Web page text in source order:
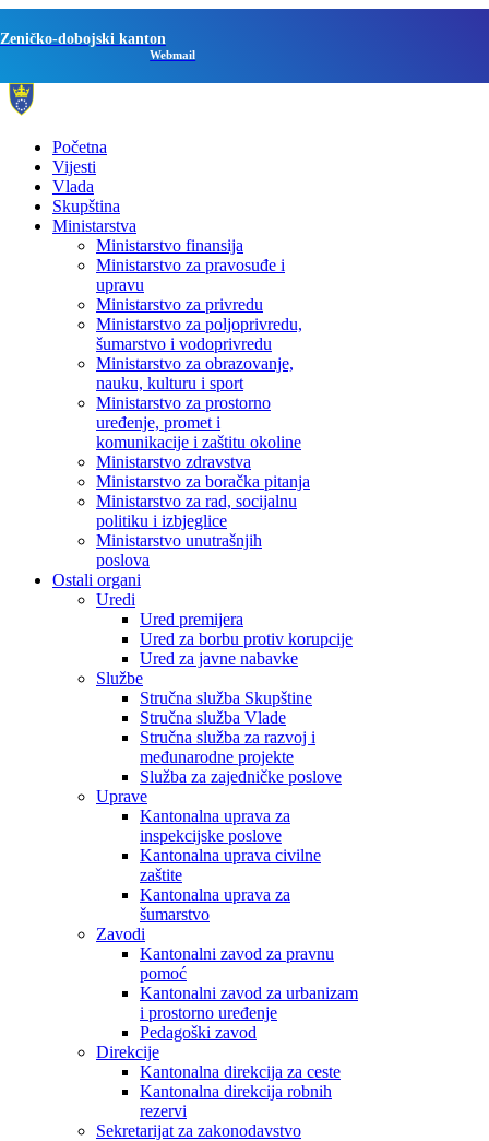
Zeničko-dobojski kanton
Webmail
Početna
Vijesti
Vlada
Skupština
Ministarstva
Ministarstvo finansija
Ministarstvo za pravosuđe i
upravu
Ministarstvo za privredu
Ministarstvo za poljoprivredu,
šumarstvo i vodoprivredu
Ministarstvo za obrazovanje,
nauku, kulturu i sport
Ministarstvo za prostorno
uređenje, promet i
komunikacije i zaštitu okoline
Ministarstvo zdravstva
Ministarstvo za boračka pitanja
Ministarstvo za rad, socijalnu
politiku i izbjeglice
Ministarstvo unutrašnjih
poslova
Ostali organi
Uredi
Ured premijera
Ured za borbu protiv korupcije
Ured za javne nabavke
Službe
Stručna služba Skupštine
Stručna služba Vlade
Stručna služba za razvoj i
međunarodne projekte
Služba za zajedničke poslove
Uprave
Kantonalna uprava za
inspekcijske poslove
Kantonalna uprava civilne
zaštite
Kantonalna uprava za
šumarstvo
Zavodi
Kantonalni zavod za pravnu
pomoć
Kantonalni zavod za urbanizam
i prostorno uređenje
Pedagoški zavod
Direkcije
Kantonalna direkcija za ceste
Kantonalna direkcija robnih
rezervi
Sekretarijat za zakonodavstvo